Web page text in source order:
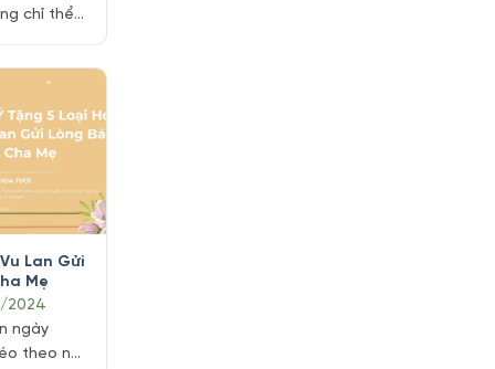
chỉ thể
trong
lo, hãy
tươi thắm
một
ngào.
để chọn
Lan Gửi
Mẹ
2024
ngày
theo nhu